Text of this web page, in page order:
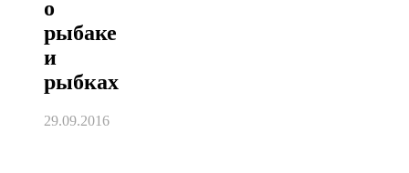
о
рыбаке
и
рыбках
29.09.2016